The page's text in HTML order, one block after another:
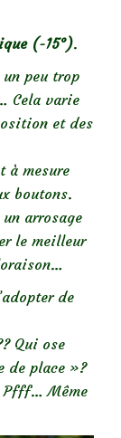
(-15°).
peu trop
Cela varie
et des
à mesure
boutons.
arrosage
le meilleur
de
Qui ose
de place »?
Pfff… Même